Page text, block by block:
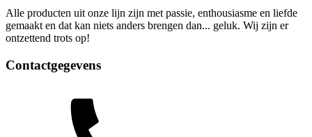
Alle producten uit onze lijn zijn met passie, enthousiasme en liefde
gemaakt en dat kan niets anders brengen dan... geluk. Wij zijn er
ontzettend trots op!
Contactgegevens